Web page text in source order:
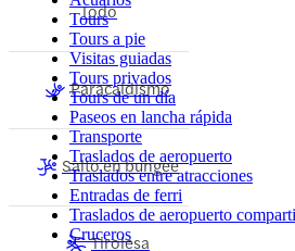
Tours
Tours a pie
Visitas guiadas
Tours privados
Tours de un día
Paseos en lancha rápida
Transporte
Traslados de aeropuerto
Traslados entre atracciones
Entradas de ferri
Traslados de aeropuerto
Cruceros
Todo
Paracaidismo
Salto en bungee
Tirolesa